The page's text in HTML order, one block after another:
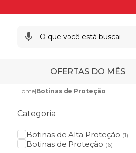
OFERTAS DO MÊS
Home|Botinas de Proteção
Categoria
Botinas de Alta Proteção (1)
Botinas de Proteção (6)